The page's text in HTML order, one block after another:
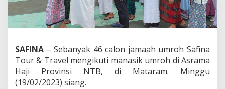
SAFINA – Sebanyak 46 calon jamaah umroh Safina
Tour & Travel mengikuti manasik umroh di Asrama
Haji Provinsi NTB, di Mataram. Minggu
(19/02/2023) siang.